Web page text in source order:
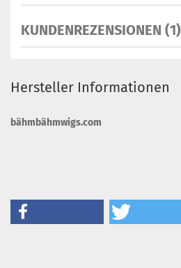
KUNDENREZENSIONEN (1)
Hersteller Informationen
bähmbähmwigs.com